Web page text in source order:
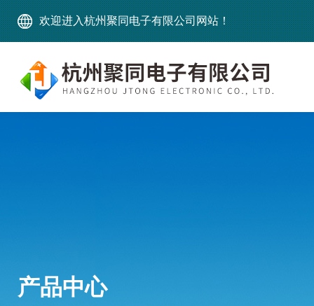
欢迎进入杭州聚同电子有限公司网站！
产品中心